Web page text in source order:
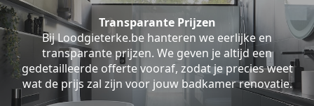
Transparante Prijzen
Bij Loodgieterke.be hanteren we eerlijke en
transparante prijzen. We geven je altijd een
gedetailleerde offerte vooraf, zodat je precies weet
wat de prijs zal zijn voor jouw badkamer renovatie.